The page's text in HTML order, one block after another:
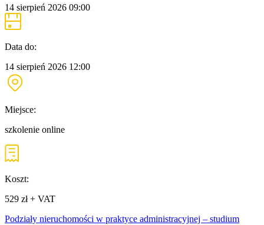
14 sierpień 2026 09:00
Data do:
14 sierpień 2026 12:00
Miejsce:
szkolenie online
Koszt:
529 zł + VAT
Podziały nieruchomości w praktyce administracyjnej – studium